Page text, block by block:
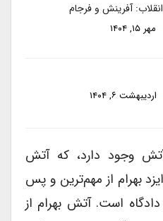
آفرینش و فرجام
۱۵, ۱۴۰۴
۶, ۱۴۰۴
۳ نوع آتش وجود دارد، که آتش
بهرام از مهم‌ترین و پس
است. آتش بهرام از